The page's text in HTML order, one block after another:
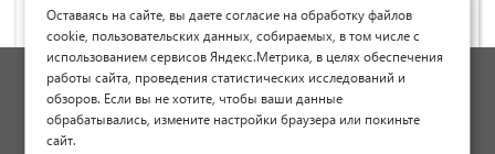
Commons « Attribution» («Атрибуция») 4.0
Непортированная
Политика обработки персональных данных
Договор оферты
Опубликовать научную статью
Оставаясь на сайте, вы даете согласие на обработку файлов
cookie, пользовательских данных, собираемых, в том числе с
использованием сервисов Яндекс.Метрика, в целях обеспечения
работы сайта, проведения статистических исследований и
обзоров. Если вы не хотите, чтобы ваши данные
обрабатывались, измените настройки браузера или покиньте
сайт.